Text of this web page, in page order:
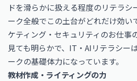
ドを滑らかに扱える程度のリテラシ
ーク全般でこの土台がどれだけ効い
ケティング・セキュリティのお仕事
見ても明らかで、IT・AIリテラシー
ークの基礎体力になっています。
教材作成・ライティングの力